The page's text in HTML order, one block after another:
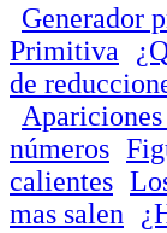
Generador
Primitiva
de
números
calientes
mas salen